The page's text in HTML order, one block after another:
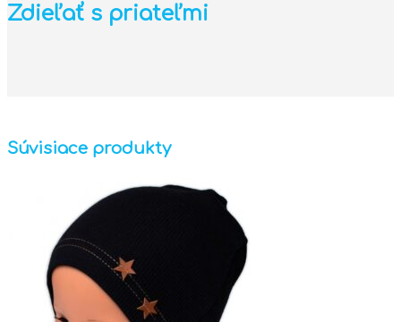
Zdieľať s priateľmi
Súvisiace produkty